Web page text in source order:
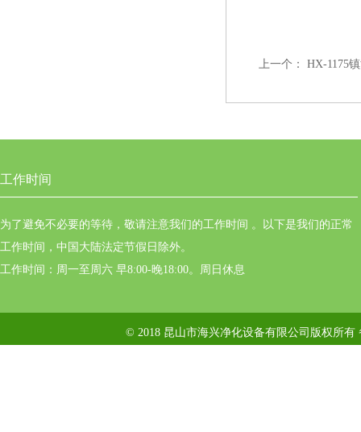
上一个： HX-1175
工作时间
为了避免不必要的等待，敬请注意我们的工作时间 。以下是我们的正常
工作时间，中国大陆法定节假日除外。
工作时间：周一至周六 早8:00-晚18:00。周日休息
© 2018 昆山市海兴净化设备有限公司版权所有